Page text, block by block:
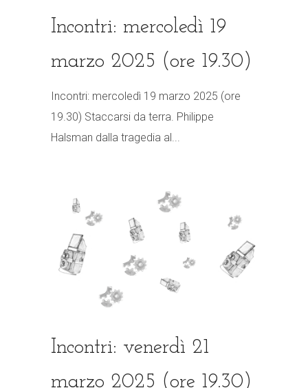
Incontri: mercoledì 19
marzo 2025 (ore 19.30)
Incontri: mercoledì 19 marzo 2025 (ore
19.30) Staccarsi da terra. Philippe
Halsman dalla tragedia al...
Incontri: venerdì 21
marzo 2025 (ore 19.30)